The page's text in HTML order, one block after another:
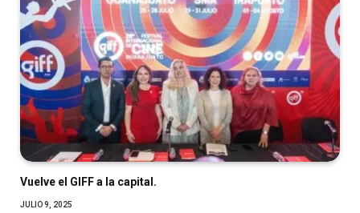
Vuelve el GIFF a la capital.
JULIO 9, 2025